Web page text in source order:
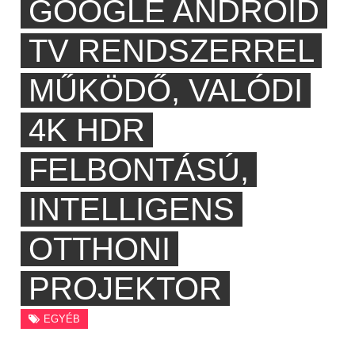
GOOGLE ANDROID
TV RENDSZERREL
MŰKÖDŐ, VALÓDI
4K HDR
FELBONTÁSÚ,
INTELLIGENS
OTTHONI
PROJEKTOR
EGYÉB